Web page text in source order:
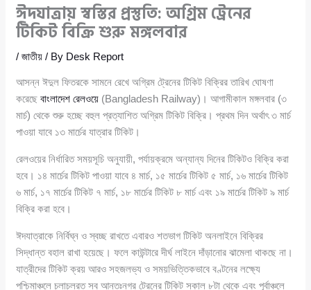
ঈদযাত্রায় স্বস্তির প্রস্তুতি: অগ্রিম ট্রেনের
টিকিট বিক্রি শুরু মঙ্গলবার
/জাতীয় / By Desk Report
আসন্ন ঈদুল ফিতরকে সামনে রেখে অগ্রিম ট্রেনের টিকিট বিক্রির তারিখ ঘোষণা
করেছেবাংলাদেশ রেলওয়ে (Bangladesh Railway)। আগামীকাল মঙ্গলবার (৩
মার্চ) থেকে শুরু হচ্ছে বহুল প্রত্যাশিত অগ্রিম টিকিট বিক্রি। প্রথম দিন অর্থাৎ ৩ মার্চ
পাওয়া যাবে ১৩ মার্চের যাত্রার টিকিট।
রেলওয়ের নির্ধারিত সময়সূচি অনুযায়ী, পর্যায়ক্রমে অন্যান্য দিনের টিকিটও বিক্রি করা
হবে। ১৪ মার্চের টিকিট পাওয়া যাবে ৪ মার্চ, ১৫ মার্চের টিকিট ৫ মার্চ, ১৬ মার্চের টিকিট
৬ মার্চ, ১৭ মার্চের টিকিট ৭ মার্চ, ১৮ মার্চের টিকিট ৮ মার্চ এবং ১৯ মার্চের টিকিট ৯ মার্চ
বিক্রি করা হবে।
ঈদযাত্রাকে নির্বিঘ্ন ও স্বচ্ছ রাখতে এবারও শতভাগ টিকিট অনলাইনে বিক্রির
সিদ্ধান্ত বহাল রাখা হয়েছে। ফলে কাউন্টারে দীর্ঘ লাইনে দাঁড়ানোর ঝামেলা থাকছে না।
যাত্রীদের টিকিট ক্রয় আরও সহজলভ্য ও সময়ভিত্তিকভাবে বণ্টনের লক্ষ্যে
পশ্চিমাঞ্চলে চলাচলরত সব আন্তঃনগর ট্রেনের টিকিট সকাল ৮টা থেকে এবং পূর্বাঞ্চলে